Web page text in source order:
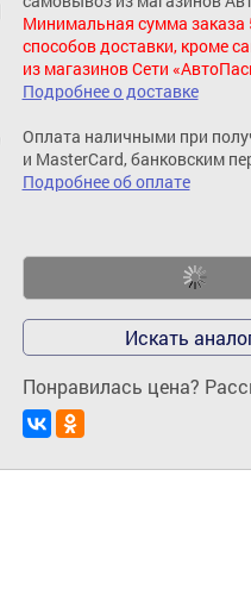
Минимальная сумма заказа
способов доставки, кроме
из магазинов Сети
Подробнее о доставке
Оплата наличными при
и MasterCard, банковским
Подробнее об оплате
Искать
Понравилась цена?